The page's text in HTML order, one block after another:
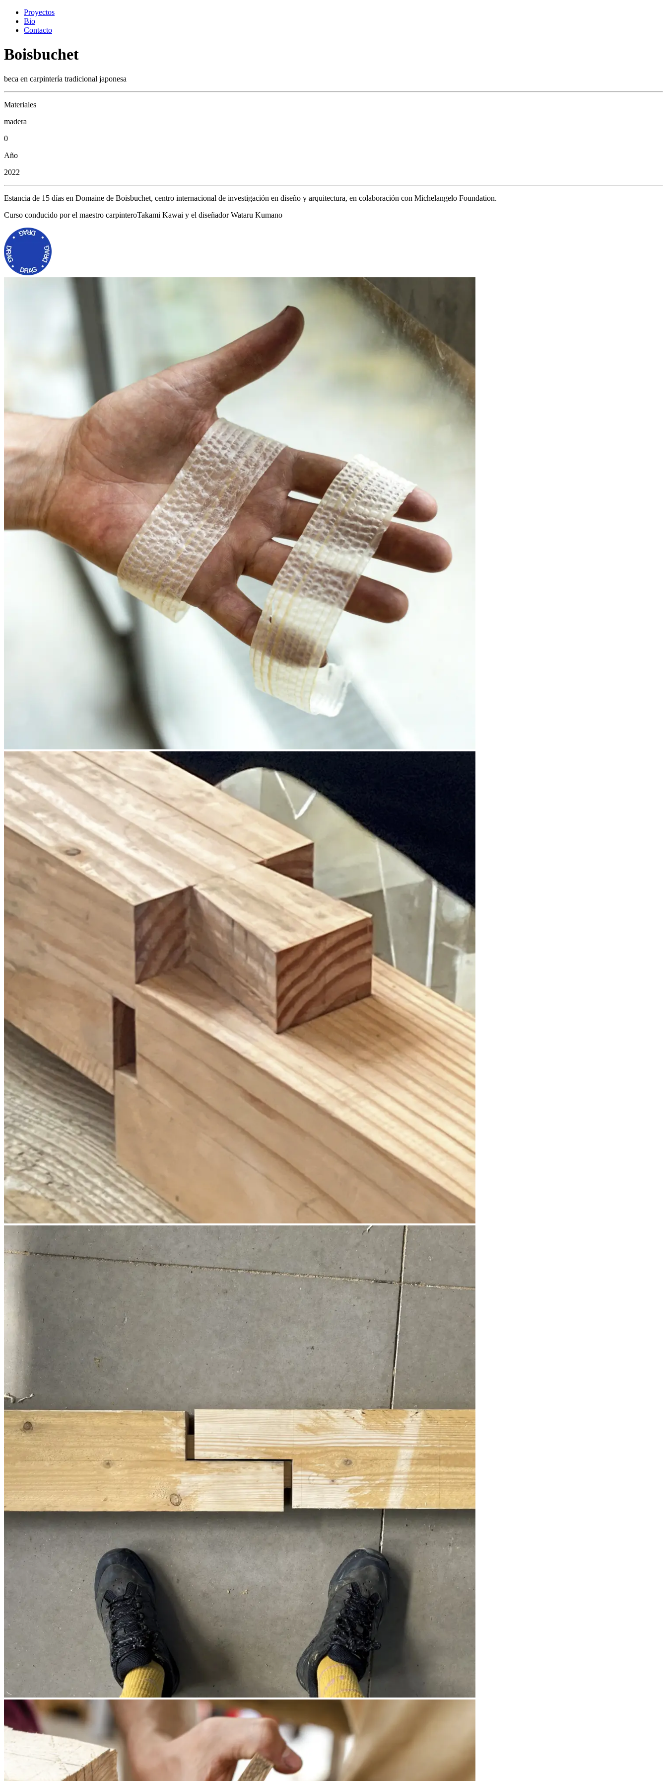
Proyectos
Bio
Contacto
Boisbuchet
beca en carpintería tradicional japonesa
Materiales
madera
0
Año
2022
Estancia de 15 días en Domaine de Boisbuchet, centro internacional de investigación en diseño y arquitectura, en colaboración con Michelangelo Foundation.
Curso conducido por el maestro carpinteroTakami Kawai y el diseñador Wataru Kumano